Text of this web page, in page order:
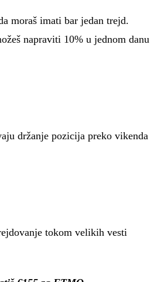
moraš imati bar jedan trejd.
napraviti 10% u jednom danu
držanje pozicija preko vikenda
tokom velikih vesti